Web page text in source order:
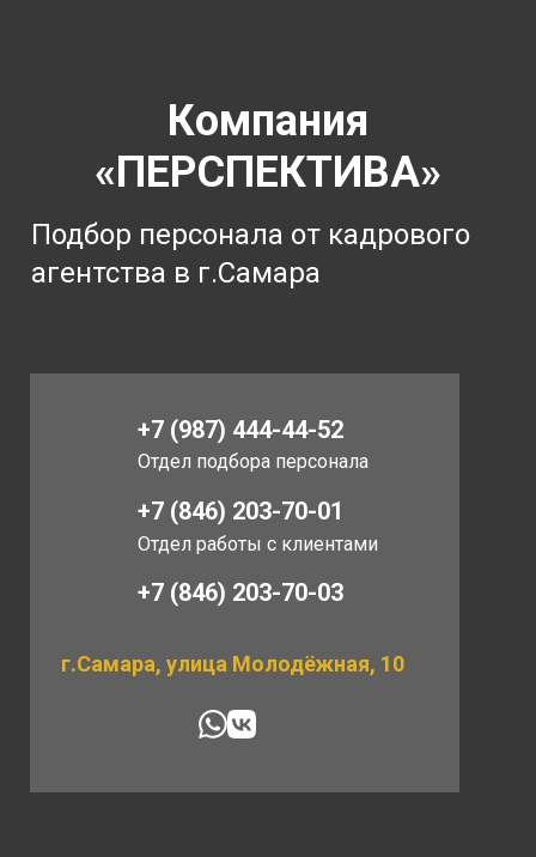
Отдел работы с клиентами
Отдел подбора персонала
+7 (987) 444-44-52
+7 (846) 203-70-01
+7 (846) 203-70-03
г.Самара, улица Молодёжная, 10
Подбор персонала от кадрового
агентства в г.Самара
Компания
«ПЕРСПЕКТИВА»